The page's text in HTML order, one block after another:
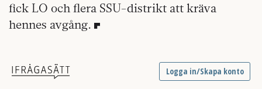
fick LO och flera SSU-distrikt att kräva
hennes avgång.